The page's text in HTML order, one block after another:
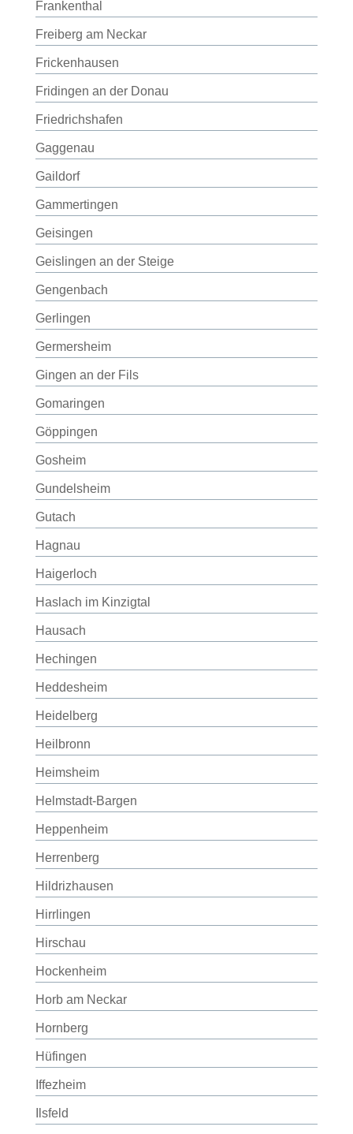
Frankenthal
Freiberg am Neckar
Frickenhausen
Fridingen an der Donau
Friedrichshafen
Gaggenau
Gaildorf
Gammertingen
Geisingen
Geislingen an der Steige
Gengenbach
Gerlingen
Germersheim
Gingen an der Fils
Gomaringen
Göppingen
Gosheim
Gundelsheim
Gutach
Hagnau
Haigerloch
Haslach im Kinzigtal
Hausach
Hechingen
Heddesheim
Heidelberg
Heilbronn
Heimsheim
Helmstadt-Bargen
Heppenheim
Herrenberg
Hildrizhausen
Hirrlingen
Hirschau
Hockenheim
Horb am Neckar
Hornberg
Hüfingen
Iffezheim
Ilsfeld